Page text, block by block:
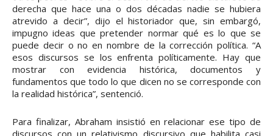
derecha que hace una o dos décadas nadie se hubiera
atrevido a decir”, dijo el historiador que, sin embargó,
impugno ideas que pretender normar qué es lo que se
puede decir o no en nombre de la corrección política. “A
esos discursos se los enfrenta políticamente. Hay que
mostrar con evidencia histórica, documentos y
fundamentos que todo lo que dicen no se corresponde con
la realidad histórica”, sentenció.
Para finalizar, Abraham insistió en relacionar ese tipo de
discursos con un relativismo discursivo que habilita casi